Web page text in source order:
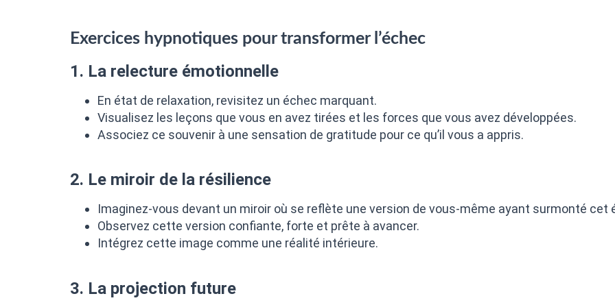
Exercices hypnotiques pour transformer l’échec
1. La relecture émotionnelle
En état de relaxation, revisitez un échec marquant.
Visualisez les leçons que vous en avez tirées et les forces que vous avez développées.
Associez ce souvenir à une sensation de gratitude pour ce qu’il vous a appris.
2. Le miroir de la résilience
Imaginez-vous devant un miroir où se reflète une version de vous-même ayant surmonté cet
Observez cette version confiante, forte et prête à avancer.
Intégrez cette image comme une réalité intérieure.
3. La projection future